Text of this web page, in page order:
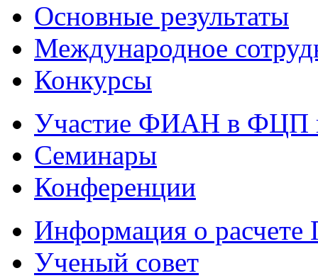
Основные результаты
Международное
Конкурсы
Участие ФИАН в ФЦП
Семинары
Конференции
Информация о
Ученый совет